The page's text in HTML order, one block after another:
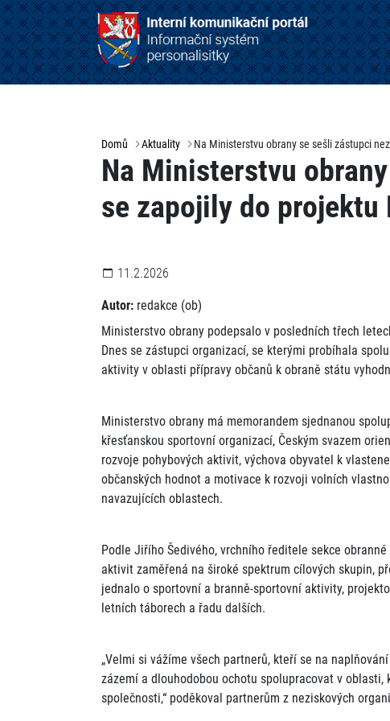
Domů Aktuality Na Ministerstvu obrany se sešli zástupci
Na Ministerstvu
se zapojily do projektu
11.2.2026
Autor: redakce (ob)
Ministerstvo obrany podepsalo v posledních třech
Dnes se zástupci organizací, se kterými probíhala
aktivity v oblasti přípravy občanů k obraně státu
Ministerstvo obrany má memorandem sjednanou
křesťanskou sportovní organizací, Českým svazem
rozvoje pohybových aktivit, výchova obyvatel k
občanských hodnot a motivace k rozvoji volních
navazujících oblastech.
Podle Jiřího Šedivého, vrchního ředitele sekce
aktivit zaměřená na široké spektrum cílových skupin,
jednalo o sportovní a branně-sportovní aktivity,
letních táborech a řadu dalších.
„Velmi si vážíme všech partnerů, kteří se na
zázemí a dlouhodobou ochotu spolupracovat v
společnosti,“ poděkoval partnerům z neziskových